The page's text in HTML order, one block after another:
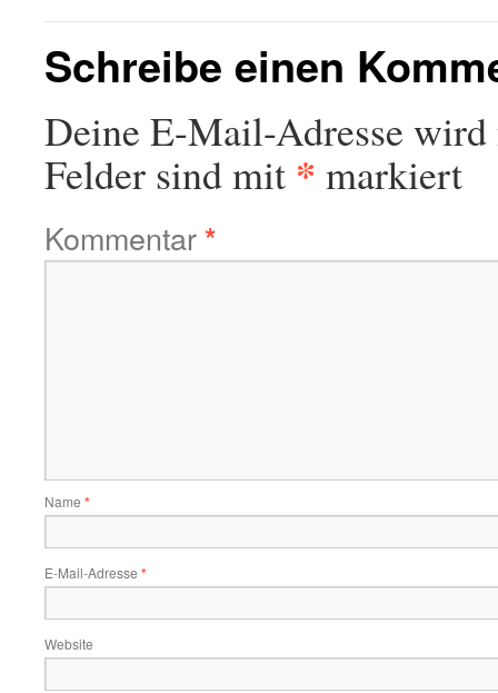
Schreibe einen
Deine E-Mail-Adresse
Felder sind mit * markiert
Kommentar*
Name *
E-Mail-Adresse *
Website